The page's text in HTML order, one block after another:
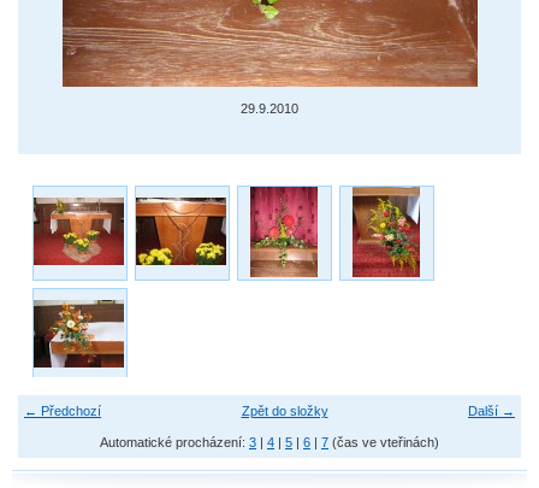
29.9.2010
← Předchozí Další →
Zpět do složky
Automatické procházení: 3 | 4 | 5 | 6 | 7 (čas ve vteřinách)